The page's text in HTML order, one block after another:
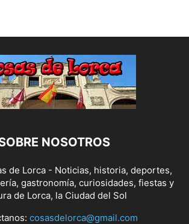
NOSOTROS
de Lorca - Noticias, historia, deportes,
gastronomía, curiosidades, fiestas y
de Lorca, la Ciudad del Sol
cosasdelorca@gmail.com